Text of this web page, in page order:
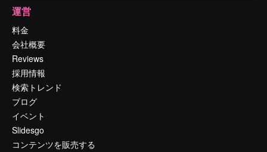
運営
料金
会社概要
Reviews
採用情報
検索トレンド
ブログ
イベント
Slidesgo
コンテンツを販売する